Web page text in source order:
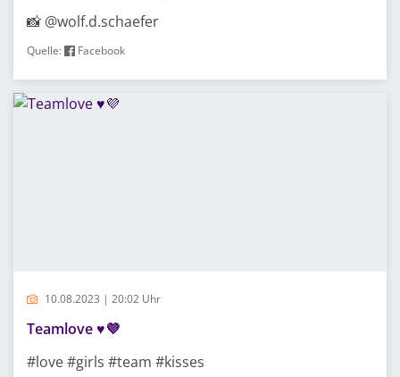
📸 @wolf.d.schaefer
Quelle: Facebook
10.08.2023 | 20:02 Uhr
Teamlove ♥️💜
#love #girls #team #kisses